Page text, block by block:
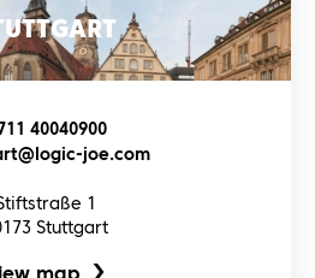
4‌0‌0‌4‌0‌9‌0‌0‌
j‌o‌e‌.c‌o‌m‌
1
Stuttgart
map